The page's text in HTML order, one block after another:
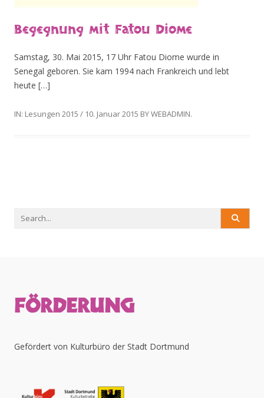
Begegnung mit Fatou Diome
Samstag, 30. Mai 2015, 17 Uhr Fatou Diome wurde in
Senegal geboren. Sie kam 1994 nach Frankreich und lebt
heute […]
IN: Lesungen 2015 / 10. Januar 2015 BYWEBADMIN.
Search
FÖRDERUNG
Gefördert von Kulturbüro der Stadt Dortmund